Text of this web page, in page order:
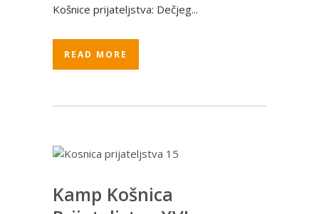
Košnice prijateljstva: Dečjeg...
READ MORE
Kamp Košnica